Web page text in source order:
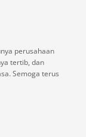
perusahaan
tertib, dan
Semoga terus